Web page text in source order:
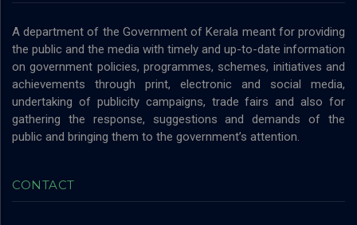
A department of the Government of Kerala meant for providing
the public and the media with timely and up-to-date information
on government policies, programmes, schemes, initiatives and
achievements through print, electronic and social media,
undertaking of publicity campaigns, trade fairs and also for
gathering the response, suggestions and demands of the
public and bringing them to the government’s attention.
CONTACT